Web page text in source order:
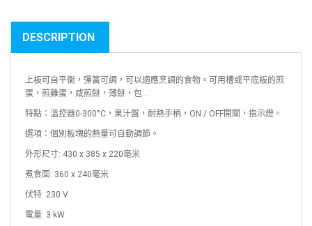
DESCRIPTION
上板可自平衡，彈簧可調，可以適應烹調的食物。可用槽或平底板的煎
蛋，煎雞蛋，咸煎餅，薄餅，包…
特點：溫控器0-300°C，果汁盤，耐熱手柄，ON / OFF開關，指示燈。
選項：個別板塊的熱量可自動調節。
外形尺寸: 430 x 385 x 220毫米
煮食面: 360 x 240毫米
伏特: 230 V
電量: 3 kW